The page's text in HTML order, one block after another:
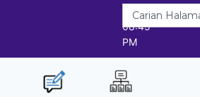
6/8/2026
08:45
PM